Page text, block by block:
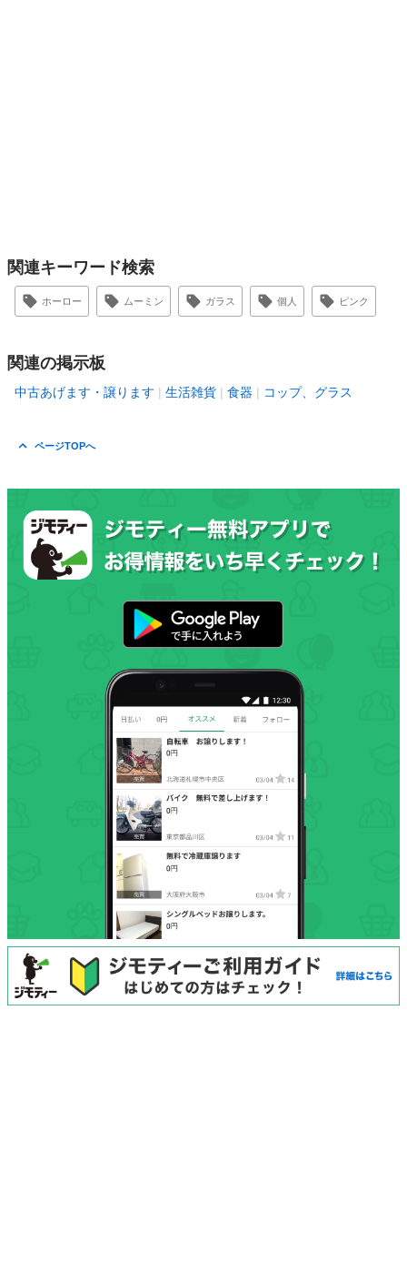
関連キーワード検索
ホーロー ムーミン ガラス 個人 ピンク
関連の掲示板
中古あげます・譲ります 生活雑貨 食器 コップ、グラス
ページTOPへ